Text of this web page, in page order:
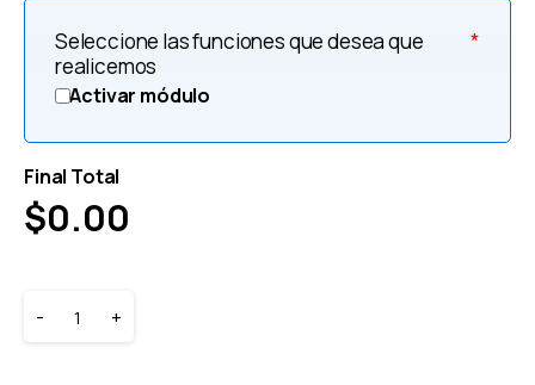
*
Seleccione las funciones que desea que
realicemos
Activar módulo
Final Total
$0.00
- +